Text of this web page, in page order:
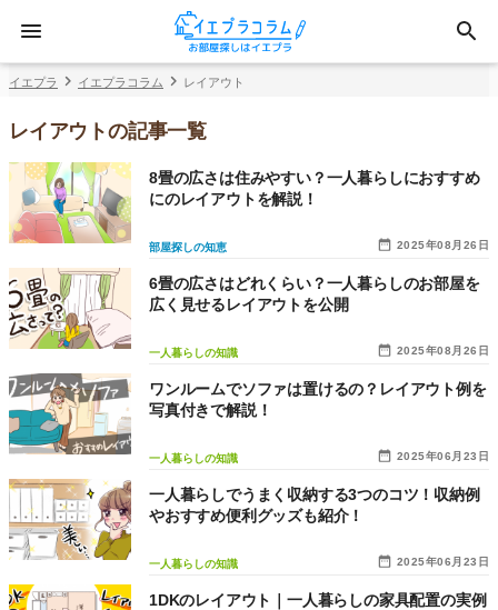
イエプラ イエプラコラム レイアウト
レイアウトの記事一覧
2025年08月26日
部屋探しの知恵
8畳の広さは住みやすい？一人暮らしにおすすめ
にのレイアウトを解説！
2025年08月26日
一人暮らしの知識
6畳の広さはどれくらい？一人暮らしのお部屋を
広く見せるレイアウトを公開
2025年06月23日
一人暮らしの知識
ワンルームでソファは置けるの？レイアウト例を
写真付きで解説！
2025年06月23日
一人暮らしの知識
一人暮らしでうまく収納する3つのコツ！収納例
やおすすめ便利グッズも紹介！
1DKのレイアウト｜一人暮らしの家具配置の実例